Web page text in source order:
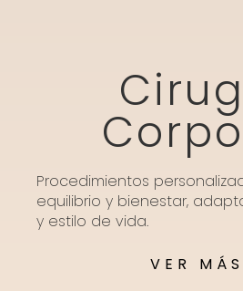
Procedimientos
equilibrio y bienestar,
y estilo de vida.
VER MÁS